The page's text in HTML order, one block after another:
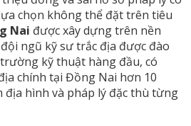
chọn không thể đặt trên tiêu
Nai được xây dựng trên nền
ngũ kỹ sư trắc địa được đào
kỹ thuật hàng đầu, có
chính tại Đồng Nai hơn 10
địa hình và pháp lý đặc thù từng